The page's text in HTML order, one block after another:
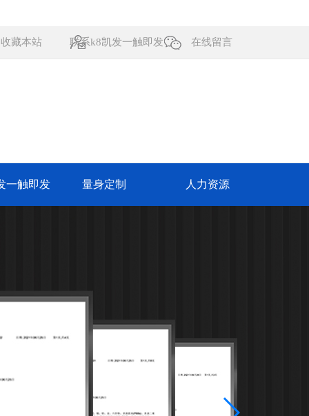
收藏本站 联系k8凯发一触即发 在线留言
一触即发 量身定制 人力资源